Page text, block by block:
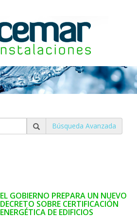
Búsqueda Avanzada
EL GOBIERNO PREPARA UN NUEVO
DECRETO SOBRE CERTIFICACIÓN
ENERGÉTICA DE EDIFICIOS